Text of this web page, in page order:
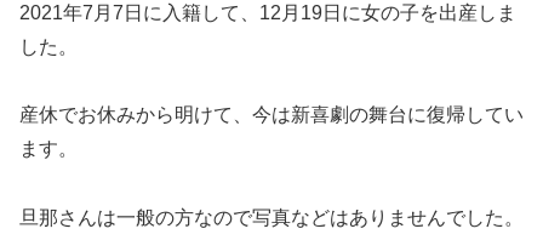
2021年7月7日に入籍して、12月19日に女の子を出産しま
した。
産休でお休みから明けて、今は新喜劇の舞台に復帰してい
ます。
旦那さんは一般の方なので写真などはありませんでした。